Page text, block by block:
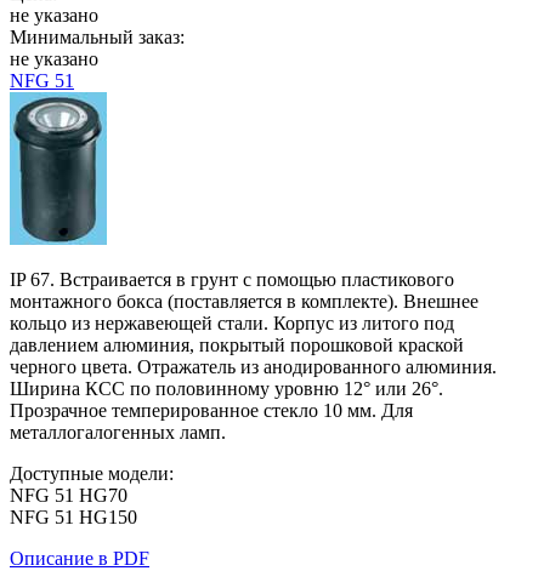
не указано
Минимальный заказ:
не указано
NFG 51
IP 67. Встраивается в грунт с помощью пластикового
монтажного бокса (поставляется в комплекте). Внешнее
кольцо из нержавеющей стали. Корпус из литого под
давлением алюминия, покрытый порошковой краской
черного цвета. Отражатель из анодированного алюминия.
Ширина КСС по половинному уровню 12° или 26°.
Прозрачное темперированное стекло 10 мм. Для
металлогалогенных ламп.
Доступные модели:
NFG 51 HG70
NFG 51 HG150
Описание в PDF